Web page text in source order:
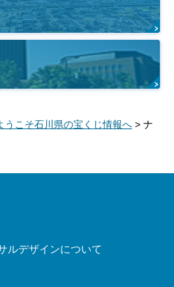
うこそ石川県の宝くじ情報へ > ナ
ルデザインについて